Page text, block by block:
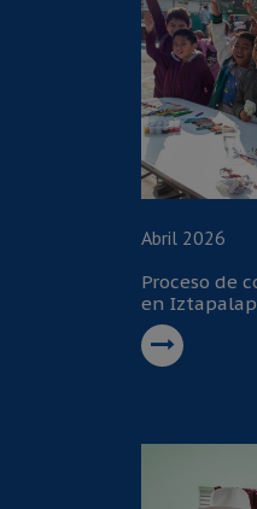
Abril 2026
Proceso de
en